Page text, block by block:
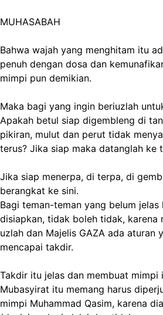
MUHASABAH
Bahwa wajah yang menghitam itu
penuh dengan dosa dan
mimpi pun demikian.
Maka bagi yang ingin beriuzlah
Apakah betul siap digembleng di
pikiran, mulut dan perut tidak
terus? Jika siap maka datanglah ke
Jika siap menerpa, di terpa, di
berangkat ke sini.
Bagi teman-teman yang belum jelas
disiapkan, tidak boleh tidak, karena
uzlah dan Majelis GAZA ada aturan
mencapai takdir.
Takdir itu jelas dan membuat
Mubasyirat itu memang harus
mimpi Muhammad Qasim, karena